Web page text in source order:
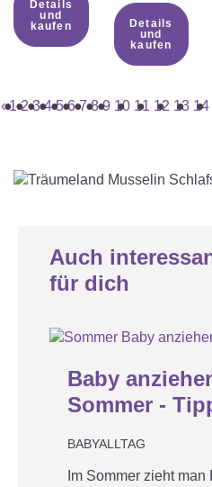
Details
und
kaufen
Details
und
kaufen
‹ 1 2 3 4 5 6 7 8 9 10 11 12 13 14
Auch
für dich
MAI
Baby
Sommer -
BABYALLTAG
Im Sommer zieht